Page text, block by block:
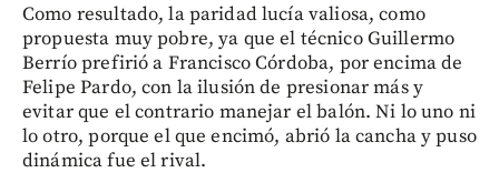
Como resultado, la paridad lucía valiosa, como
propuesta muy pobre, ya que el técnico Guillermo
Berrío prefirió a Francisco Córdoba, por encima de
Felipe Pardo, con la ilusión de presionar más y
evitar que el contrario manejar el balón. Ni lo uno ni
lo otro, porque el que encimó, abrió la cancha y puso
dinámica fue el rival.